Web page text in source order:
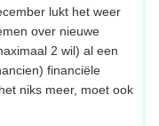
lukt het weer
over nieuwe
2 wil) al een
financiële
niks meer, moet ook